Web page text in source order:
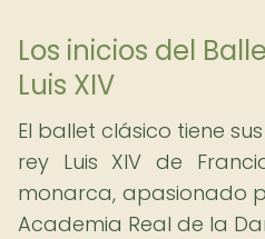
Los inicios del
Luis XIV
El ballet clásico tiene
rey Luis XIV de
monarca, apasionado
Academia Real de la